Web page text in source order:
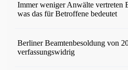
Immer weniger Anwälte vertreten
was das für Betroffene bedeutet
Berliner Beamtenbesoldung von
verfassungswidrig